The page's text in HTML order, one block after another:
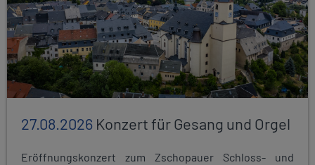
27.08.2026 Konzert für Gesang und Orgel
Eröffnungskonzert zum Zschopauer Schloss- und